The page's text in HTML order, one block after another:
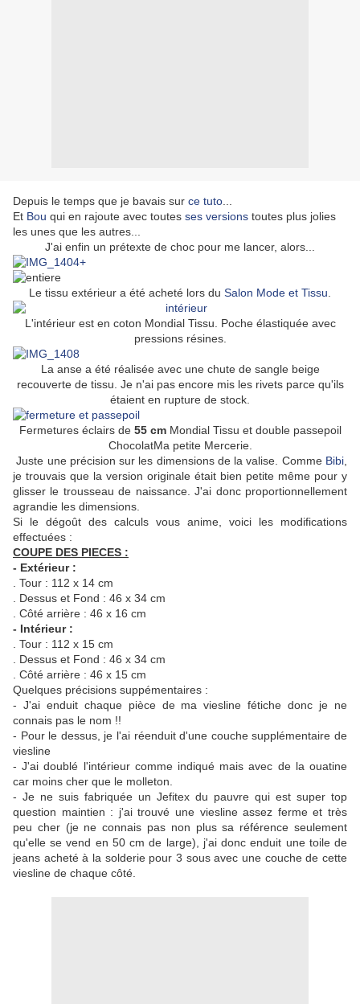
Depuis le temps que je bavais sur ce tuto
Et Bou qui en rajoute avec toutes ses versions toutes plus jolies
les unes que les autres...
J'ai enfin un prétexte de choc pour me lancer, alors...
Le tissu extérieur a été acheté lors du Salon Mode et Tissu
L'intérieur est en coton Mondial Tissu. Poche élastiquée avec
pressions résines.
La anse a été réalisée avec une chute de sangle beige
recouverte de tissu. Je n'ai pas encore mis les rivets parce qu'ils
étaient en rupture de stock.
Fermetures éclairs de 55 cmMondial Tissu et double passepoil
ChocolatMa petite Mercerie.
Juste une précision sur les dimensions de la valise. Comme Bibi
je trouvais que la version originale était bien petite même pour y
glisser le trousseau de naissance. J'ai donc proportionnellement
agrandie les dimensions.
Si le dégoût des calculs vous anime, voici les modifications
effectuées :
COUPE DES PIECES :
- Extérieur :
. Tour : 112 x 14 cm
. Dessus et Fond : 46 x 34 cm
. Côté arrière : 46 x 16 cm
- Intérieur :
. Tour : 112 x 15 cm
. Dessus et Fond : 46 x 34 cm
. Côté arrière : 46 x 15 cm
Quelques précisions suppémentaires :
- J'ai enduit chaque pièce de ma viesline fétiche donc je ne
connais pas le nom !!
- Pour le dessus, je l'ai réenduit d'une couche supplémentaire de
viesline
- J'ai doublé l'intérieur comme indiqué mais avec de la ouatine
car moins cher que le molleton.
- Je ne suis fabriquée un Jefitex du pauvre qui est super top
question maintien : j'ai trouvé une viesline assez ferme et très
peu cher (je ne connais pas non plus sa référence seulement
qu'elle se vend en 50 cm de large), j'ai donc enduit une toile de
jeans acheté à la solderie pour 3 sous avec une couche de cette
viesline de chaque côté.